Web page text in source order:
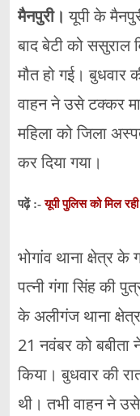
मैनपुरी। यूपी के
बाद बेटी को ससुराल
मौत हो गई।
वाहन ने उसे टक्कर
महिला को जिला
कर दिया गया।
पढ़ें :-यूपी पुलिस को मिल
भोगांव थाना क्षेत्र के
पत्नी गंगा सिंह की
के अलीगंज थाना
21 नवंबर को बबीता
किया। बुधवार की
थी। तभी वाहन ने